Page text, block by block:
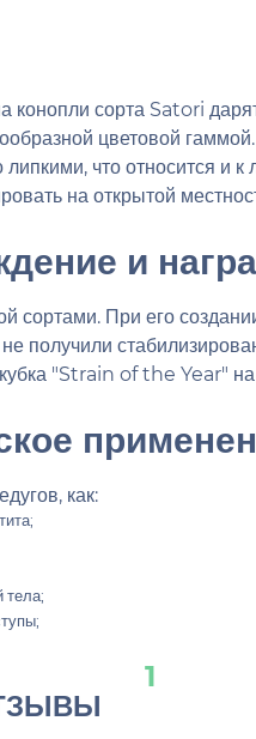
конопли сорта Satori
цветовой
липкими, что относится и
на открытой
и
сортами. При его
получили
кубка "Strain of the Year"
как:
тела;
1